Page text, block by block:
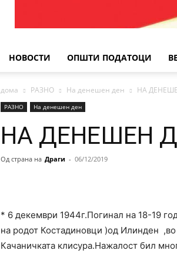
НОВОСТИ ОПШТИ ПОДАТОЦИ
дома РАЗНО На денешен ден НА
РАЗНО На денешен ден
НА ДЕНЕШЕН
Од страна на Драги - 06/12/2019
* 6 декември 1944г.Погинал на 18-19
на родот Костадиновци )од Илинден
Качаничката клисура.Нажалост бил